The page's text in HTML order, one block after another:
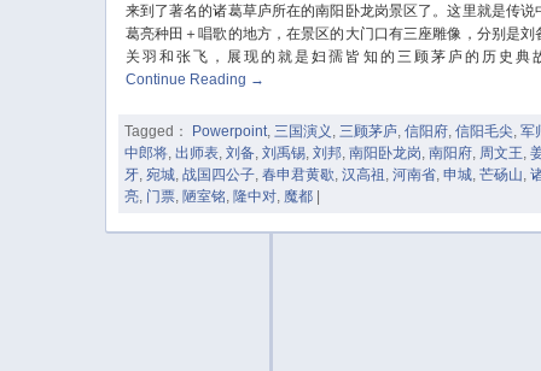
来到了著名的诸葛草庐所在的南阳卧龙岗景区了。这里就是传说
葛亮种田＋唱歌的地方，在景区的大门口有三座雕像，分别是刘
关羽和张飞，展现的就是妇孺皆知的三顾茅庐的历史典
Continue Reading →
Tagged： Powerpoint,三国演义 ,三顾茅庐,信阳府,信阳毛尖,军
中郎将,出师表,刘备,刘禹锡,刘邦,南阳卧龙岗,南阳府, 周文王,
牙,宛城,战国四公子,春申君黄歇,汉高祖 ,河南省,申城,芒砀山,
亮, 门票, 陋室铭, 隆中对, 魔都